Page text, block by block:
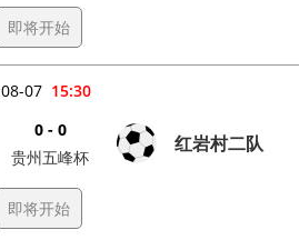
即将开始
15:30
08-07
0 - 0
贵州五峰杯
红岩村二队
即将开始